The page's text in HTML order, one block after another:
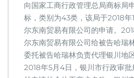
向国家工商行政管理总局商标局
标，类别为43类，该局于2018
尔东南贸易有限公司的申请。
尔东南贸易有限公司给被告哈瑞
委托被告哈瑞林负责代理银川地
2018年5月4日，银川市行政审